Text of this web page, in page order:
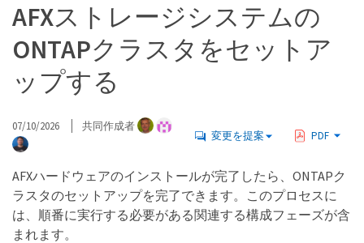
AFXストレージシステムの
ONTAPクラスタをセットア
ップする
07/10/2026 共同作成者
変更を提案 PDF
AFXハードウェアのインストールが完了したら、ONTAPク
ラスタのセットアップを完了できます。このプロセスに
は、順番に実行する必要がある関連する構成フェーズが含
まれます。